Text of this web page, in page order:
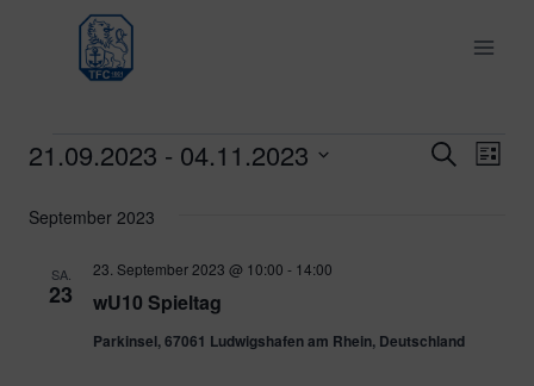
springen
Veranstaltungen SucheListe
21.09.2023 - 04.11.2023
wählen.
September 2023
SA.
23 wU10 Spieltag
23. September 2023 @ 10:00 - 14:00
Parkinsel, 67061 Ludwigshafen am Rhein, Deutschland